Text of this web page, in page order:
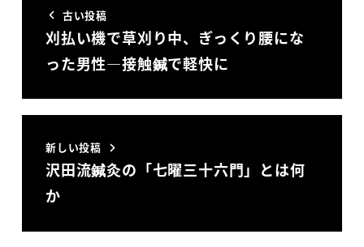
古い投稿
刈払い機で草刈り中、ぎっくり腰にな
った男性―接触鍼で軽快に
新しい投稿
沢田流鍼灸の「七曜三十六門」とは何
か